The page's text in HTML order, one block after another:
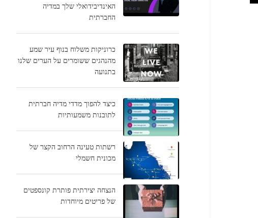
האינדיבידואלי שלך במדיה
החברתית
כרוניקות משלוח בנוף עיר שמע
מהנהגים ששומרים על הערים שלנו
בתנועה
כיצד להפוך מדדי מדיה חברתית
לתובנות משמעותיות
רשתות טעינה הרחוב הקצר של
מכונית חשמלי
הנצחה יצירתית פותרת קונספטים
של פריטים מיוחדות